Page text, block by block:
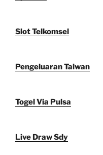
Slot Telkomsel
Pengeluaran Taiwan
Togel Via Pulsa
Live Draw Sdy